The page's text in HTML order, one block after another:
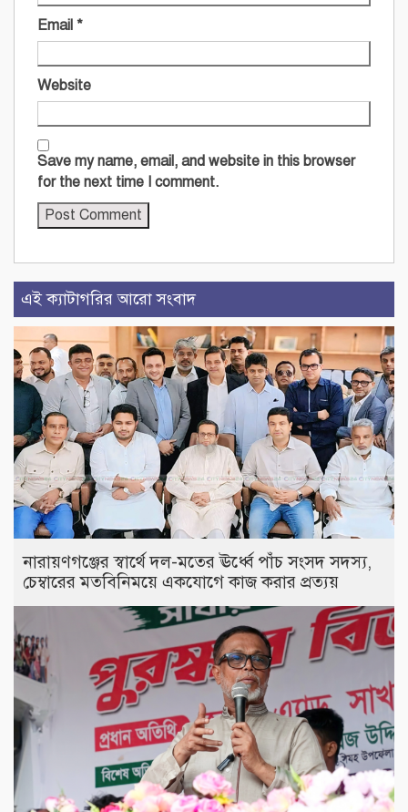
Email *
Website
Save my name, email, and website in this browser
for the next time I comment.
এই ক্যাটাগরির আরো সংবাদ
নারায়ণগঞ্জের স্বার্থে দল-মতের ঊর্ধ্বে পাঁচ সংসদ সদস্য,
চেম্বারের মতবিনিময়ে একযোগে কাজ করার প্রত্যয়